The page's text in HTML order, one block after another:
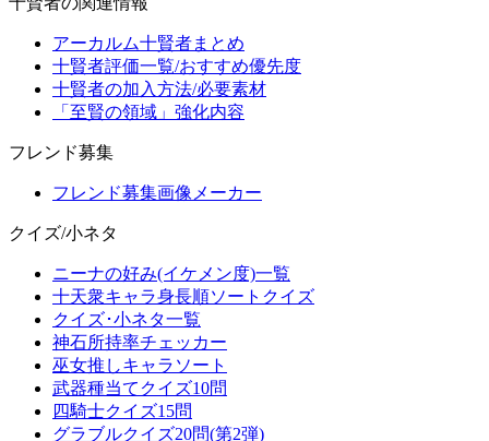
アーカルム十賢者まとめ
十賢者評価一覧/おすすめ優先度
十賢者の加入方法/必要素材
「至賢の領域」強化内容
フレンド募集
フレンド募集画像メーカー
クイズ/小ネタ
ニーナの好み(イケメン度)一覧
十天衆キャラ身長順ソートクイズ
クイズ･小ネタ一覧
神石所持率チェッカー
巫女推しキャラソート
武器種当てクイズ10問
四騎士クイズ15問
グラブルクイズ20問(第2弾)